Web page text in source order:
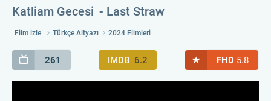
Katliam Gecesi Last Straw
Film izle Türkçe Altyazı 2024 Filmleri
261 IMDB 6.2 ★ FHD 5.8